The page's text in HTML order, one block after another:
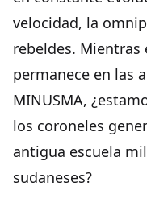
velocidad, la
rebeldes. Mientras
permanece en las
MINUSMA,
los coroneles
antigua escuela
sudaneses?